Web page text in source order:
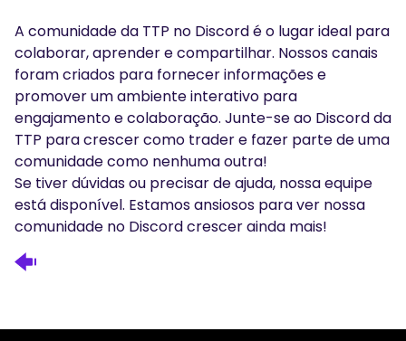
A comunidade da TTP no Discord é o lugar ideal para
colaborar, aprender e compartilhar. Nossos canais
foram criados para fornecer informações e
promover um ambiente interativo para
engajamento e colaboração. Junte-se ao Discord da
TTP para crescer como trader e fazer parte de uma
comunidade como nenhuma outra!
Se tiver dúvidas ou precisar de ajuda, nossa equipe
está disponível. Estamos ansiosos para ver nossa
comunidade no Discord crescer ainda mais!